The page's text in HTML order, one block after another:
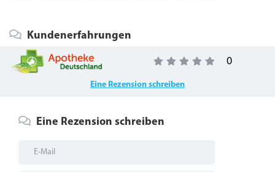
Kundenerfahrungen
0
Eine Rezension schreiben
Eine Rezension schreiben